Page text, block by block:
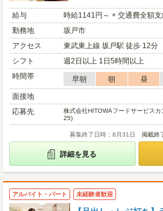
給与
時給1141円～ + 交通費全額
勤務地
坂戸市
アクセス
東武東上線 坂戸駅 徒歩 12分
シフト
週2日以上 1日5時間以上
時間帯
早朝 朝 昼
面接地
応募先
株式会社HITOWAフードサービス
25)
募集終了日時：8月31日 掲載終
詳細を見る
アルバイト・パート 未経験者歓迎